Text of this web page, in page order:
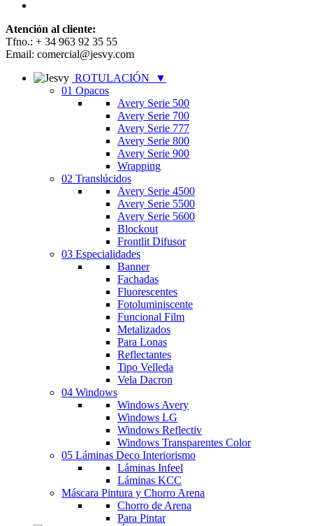
Atención al cliente:
Tfno.: + 34 963 92 35 55
Email: comercial@jesvy.com
ROTULACIÓN
▼
01 Opacos
Avery Serie 500
Avery Serie 700
Avery Serie 777
Avery Serie 800
Avery Serie 900
Wrapping
02 Translúcidos
Avery Serie 4500
Avery Serie 5500
Avery Serie 5600
Blockout
Frontlit Difusor
03 Especialidades
Banner
Fachadas
Fluorescentes
Fotoluminiscente
Funcional Film
Metalizados
Para Lonas
Reflectantes
Tipo Velleda
Vela Dacron
04 Windows
Windows Avery
Windows LG
Windows Reflectiv
Windows Transparentes Color
05 Láminas Deco Interiorismo
Láminas Infeel
Láminas KCC
Máscara Pintura y Chorro Arena
Chorro de Arena
Para Pintar